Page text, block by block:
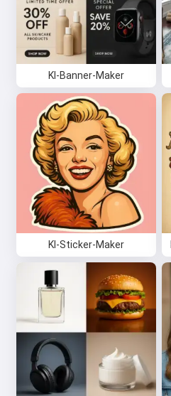
KI-Banner-Maker
KI-Sticker-Maker